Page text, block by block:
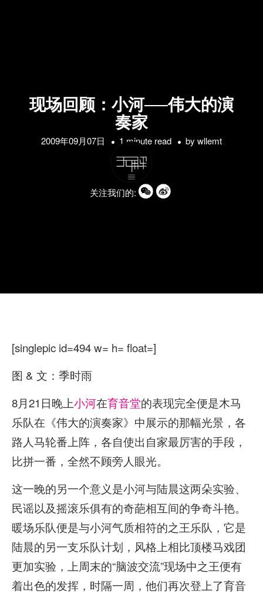
现场回顾：小河──伟大的演
奏家
2009年09月07日 1 minute read by wllemt
关注我们的:
[singlepic id=494 w= h= float=]
图 & 文：季时雨
8月21日晚上小河在育音堂的表现完全便是木马
乐队在《伟大的演奏家》中展示的那幅光景，各
路人马轮番上阵，各自使出自家最厉害的手段，
比拼一番，全然不顾旁人眼光。
这一晚的另一个意义是小河与陆晨这两朵实验、
民谣以及摇滚乐俱有的奇葩相互间的争奇斗艳。
暖场乐队便是与小河气质相符的之王乐队，它是
陆晨的另一支乐队计划，风格上相比顶楼马戏团
更加实验，上周末的“脑波交流”现场中之王便有
着出色的发挥，时隔一周，他们再次登上了育音